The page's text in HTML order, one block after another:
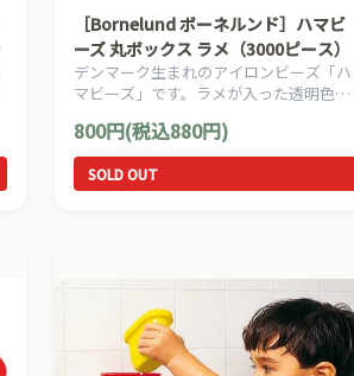
［Bornelund ボーネルンド］ハマビ
ーズ 丸ボックス ラメ（3000ピース）
デンマーク生まれのアイロンビーズ「ハ
マビーズ」です。ラメが入った透明色の
800円(税込880円)
SOLD OUT